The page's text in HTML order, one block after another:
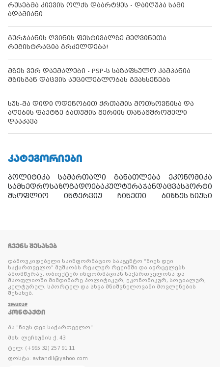
რუსებმა კიევის ოლქს დაარტყეს - დაიღუპა სამი
ადამიანი
გურჯაანის ღვინის ფესტივალზე მეღვინეთა
რეგისტრაცია გრძელდება!
მზეს ვერ დაემალები - PSP-ს საზაფხულო კამპანია
მზისგან დაცვის აუცილებლობას გვახსენებს
სუს-მა დიდი ოდენობით ქრთამის მოთხოვნისა და
აღების ფაქტზე ბათუმის მერიის თანამშრომელი
დააკავა
ᲙᲐᲢᲔᲒᲝᲠᲘᲔᲑᲘ
პოლიტიკა სამართალი განათლება
ეკონომიკა
სამხედროსაზოგადოებაკულტურაჯანდაცვასპორტი
მსოფლიო
ინტერვიუ ჩინეთი ბიზნეს ნიუსი
ᲩᲕᲔᲜᲡ ᲨᲔᲡᲐᲮᲔᲑ
დამოუკიდებელი საინფორმაციო სააგენტო “ნიუს დეი
საქართველო” მუშაობს რეალურ რეჟიმში და ავრცელებს
ამომწურავ, ობიექტურ ინფორმაციას საქართველოსა და
მსოფლიოში მიმდინარე პოლიტიკურ, ეკონომიკურ, სოციალურ,
კულტურულ, სპორტულ და სხვა მნიშვნელოვანი მოვლენების
შესახებ.
ᲕᲠᲪᲚᲐᲓ
ᲙᲝᲜᲢᲐᲥᲢᲘ
პს "ნიუს დეი საქართველო"
მის: ლეჩხუმის ქ. 43
ტელ: (+995 32) 257 91 11
ფოსტა: avtandil@yahoo.com